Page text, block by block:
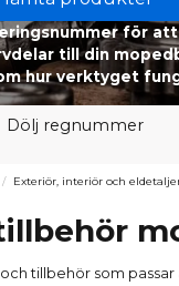
för
till din
hur verktyget
Dölj regnummer
Exteriör, interiör och
och tillbehör som